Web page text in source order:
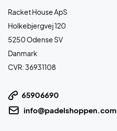
Racket House ApS
Holkebjergvej 120
5250 Odense SV
Danmark
CVR: 36931108
65906690
info@padelshoppen.com